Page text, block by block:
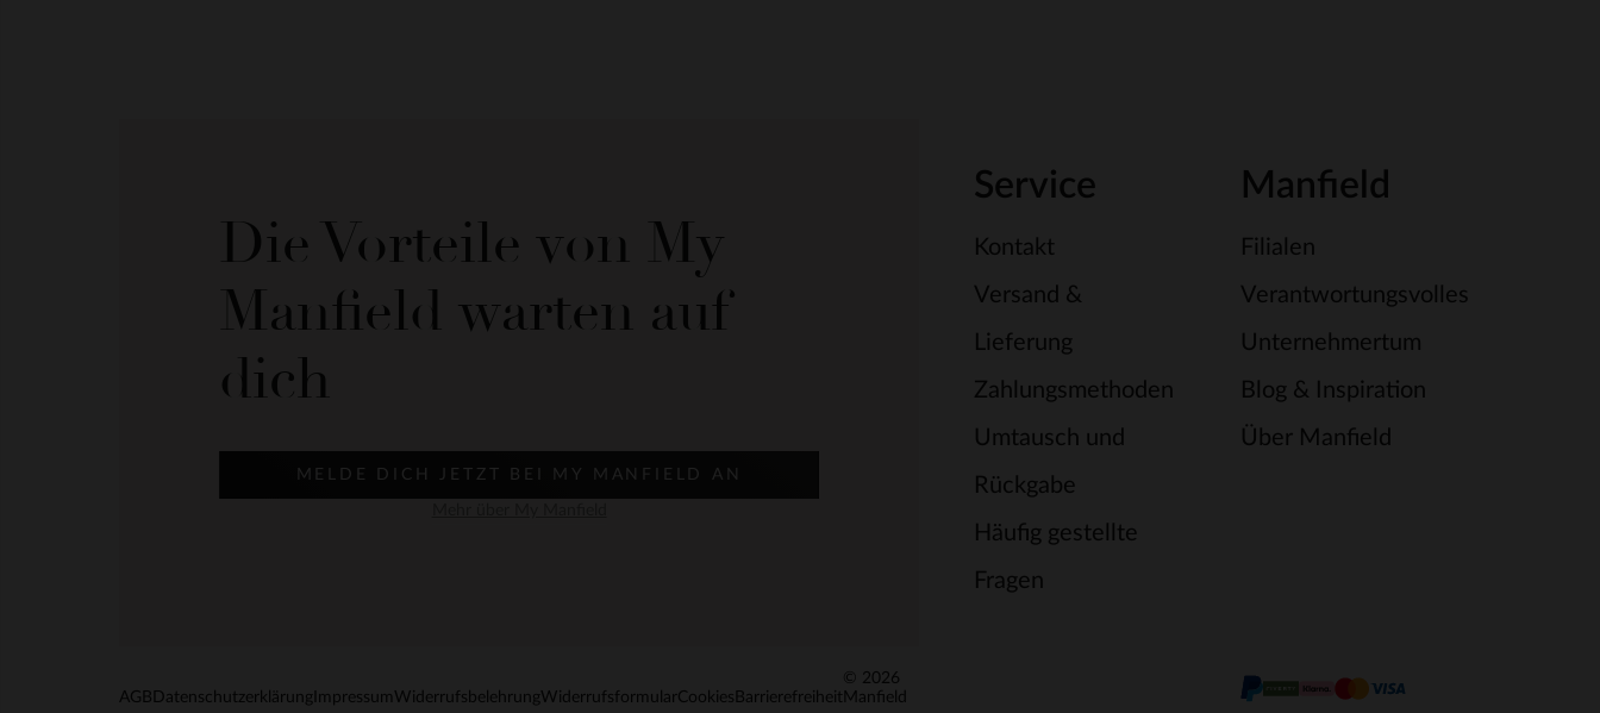
Die Vorteile von My
Manfield warten auf
dich
MELDE DICH JETZT BEI MY MANFIELD AN
Service
Kontakt
Versand &
Lieferung
Zahlungsmethoden
Umtausch und
Rückgabe
Häufig gestellte
Fragen
Manfield
Filialen
Verantwortungsvolles
Unternehmertum
Blog & Inspiration
Über Manfield
AGB Datenschutzerklärung Impressum WiderrufsbelehrungWiderrufsformularCookies Barrierefreiheit
© 2026
Manfield